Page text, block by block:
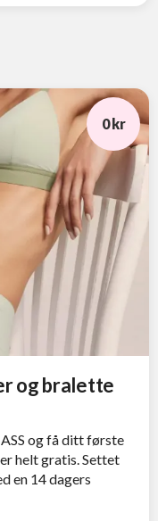
og bralette
0 kr
og få ditt første
helt gratis. Settet
en 14 dagers